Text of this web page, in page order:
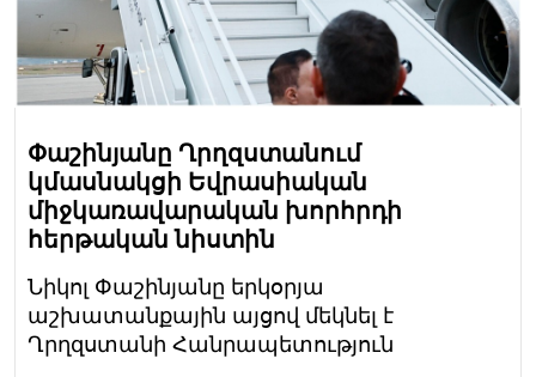
Փաշինյանը Ղրղզստանում
կմասնակցի Եվրասիական
միջկառավարական խորհրդի
հերթական նիստին
Նիկոլ Փաշինյանը երկօրյա
աշխատանքային այցով մեկնել է
Ղրղզստանի Հանրապետություն